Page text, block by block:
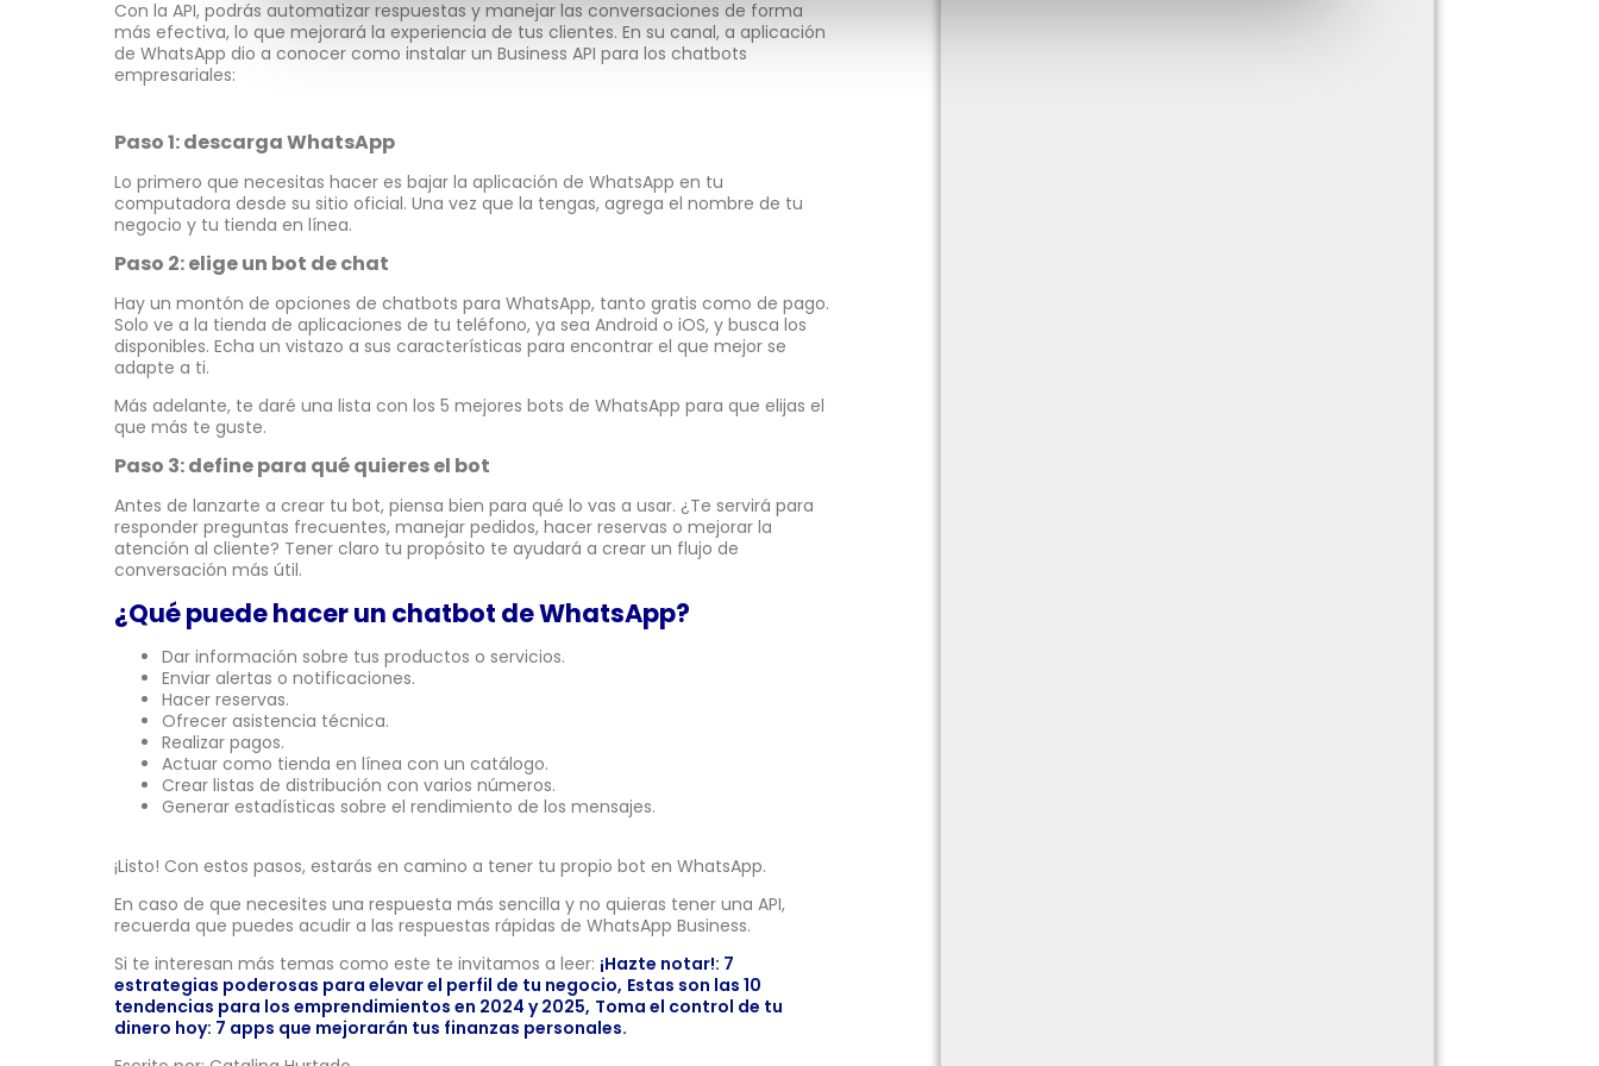
Con la API, podrás automatizar respuestas y manejar las conversaciones de forma
más efectiva, lo que mejorará la experiencia de tus clientes. En su canal, a aplicación
de WhatsApp dio a conocer como instalar un Business API para los chatbots
empresariales:
Paso 1: descarga WhatsApp
Lo primero que necesitas hacer es bajar la aplicación de WhatsApp en tu
computadora desde su sitio oficial. Una vez que la tengas, agrega el nombre de tu
negocio y tu tienda en línea.
Paso 2: elige un bot de chat
Hay un montón de opciones de chatbots para WhatsApp, tanto gratis como de pago.
Solo ve a la tienda de aplicaciones de tu teléfono, ya sea Android o iOS, y busca los
disponibles. Echa un vistazo a sus características para encontrar el que mejor se
adapte a ti.
Más adelante, te daré una lista con los 5 mejores bots de WhatsApp para que elijas el
que más te guste.
Paso 3: define para qué quieres el bot
Antes de lanzarte a crear tu bot, piensa bien para qué lo vas a usar. ¿Te servirá para
responder preguntas frecuentes, manejar pedidos, hacer reservas o mejorar la
atención al cliente? Tener claro tu propósito te ayudará a crear un flujo de
conversación más útil.
¿Qué puede hacer un chatbot de WhatsApp?
Dar información sobre tus productos o servicios.
Enviar alertas o notificaciones.
Hacer reservas.
Ofrecer asistencia técnica.
Realizar pagos.
Actuar como tienda en línea con un catálogo.
Crear listas de distribución con varios números.
Generar estadísticas sobre el rendimiento de los mensajes.
¡Listo! Con estos pasos, estarás en camino a tener tu propio bot en WhatsApp.
En caso de que necesites una respuesta más sencilla y no quieras tener una API,
recuerda que puedes acudir a las respuestas rápidas de WhatsApp Business.
Si te interesan más temas como este te invitamos a leer: ¡Hazte notar!: 7
estrategias poderosas para elevar el perfil de tu negocio, Estas son las 10
tendencias para los emprendimientos en 2024 y 2025, Toma el control de tu
dinero hoy: 7 apps que mejorarán tus finanzas personales.